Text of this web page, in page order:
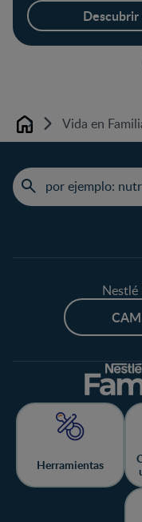
Descubrir
Home Vida en
Nestlé
Herramientas